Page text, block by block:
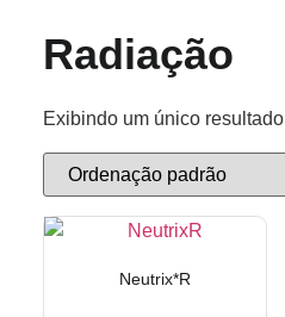
Radiação
Exibindo um único resultado
Neutrix*R